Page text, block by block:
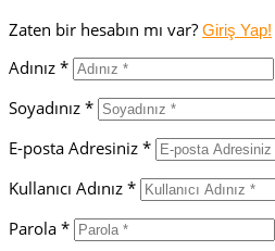
Zaten bir hesabın mı var? Giriş Yap!
Adınız *
Soyadınız *
E-posta Adresiniz *
Kullanıcı Adınız *
Parola *